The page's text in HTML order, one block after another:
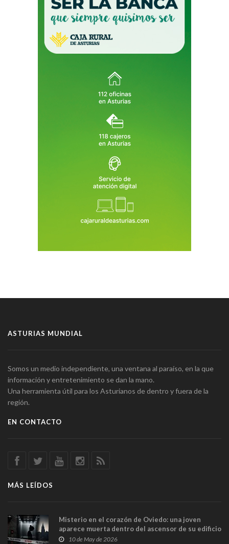
ASTURIAS MUNDIAL
Somos un medio independiente, una ventana al paraíso, en la que
información y entretenimiento se dan la mano.
Una herramienta útil para los Asturianos de dentro y fuera de la
región.
EN CONTACTO
MÁS LEÍDOS
Misterio en el corazón de Oviedo: una joven
aparece muerta dentro del ascensor de su edificio
y las cámaras captan sus últimos minutos
10 de May de 2026